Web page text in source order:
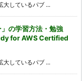
大しているパブ ...
」の学習方法・勉強
for AWS Certified
大しているパブ ...